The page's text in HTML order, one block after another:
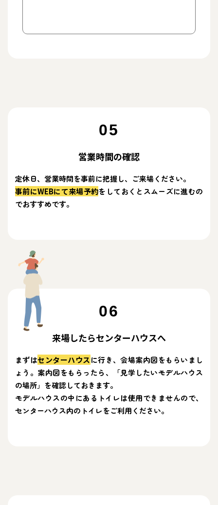
05
営業時間の確認
定休日、営業時間を事前に把握し、ご来場ください。
事前にWEBにて来場予約をしておくとスムーズに進むの
でおすすめです。
06
来場したらセンターハウスへ
まずはセンターハウスに行き、会場案内図をもらいまし
ょう。 案内図をもらったら、「見学したいモデルハウス
の場所」を確認しておきます。
モデルハウスの中にあるトイレは使用できませんので、
センターハウス内のトイレをご利用ください。